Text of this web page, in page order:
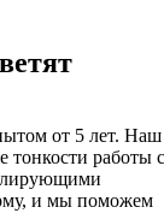
от 5 лет. Наш
работы с
и мы поможем